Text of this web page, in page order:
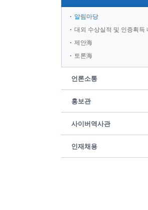
알림마당
대외 수상실적 및 인증획득
제안海
토론海
언론소통
홍보관
사이버역사관
인재채용